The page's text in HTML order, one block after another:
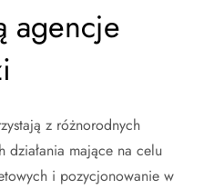
agencje
z różnorodnych
działania mające na celu
i pozycjonowanie w